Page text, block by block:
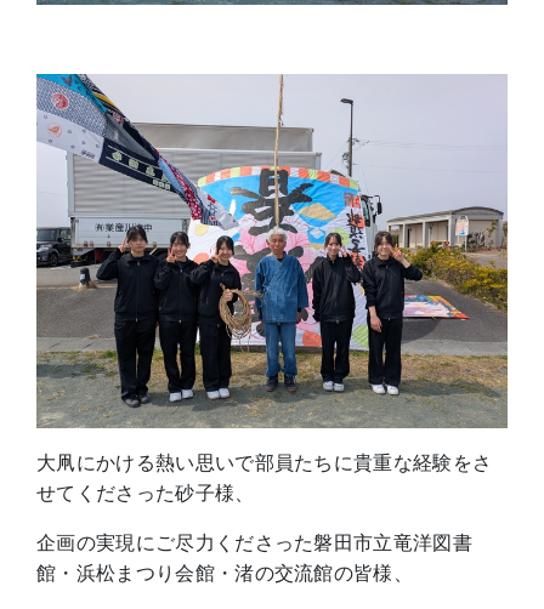
大凧にかける熱い思いで部員たちに貴重な経験をさ
せてくださった砂子様、
企画の実現にご尽力くださった磐田市立竜洋図書
館・浜松まつり会館・渚の交流館の皆様、